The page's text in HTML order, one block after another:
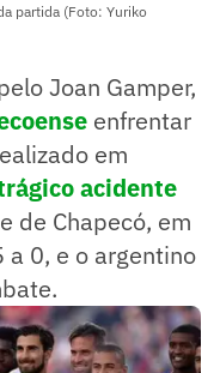
partida (Foto: Yuriko
Joan Gamper,
enfrentar
em
acidente
de Chapecó, em
a 0, e o argentino